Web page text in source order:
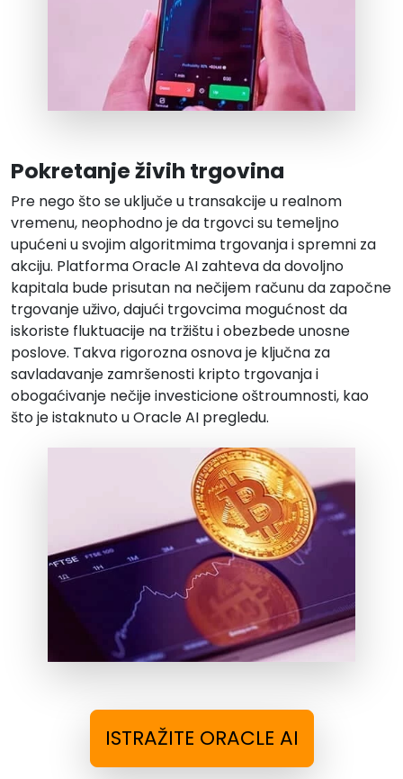
Pokretanje živih trgovina
Pre nego što se uključe u transakcije u realnom
vremenu, neophodno je da trgovci su temeljno
upućeni u svojim algoritmima trgovanja i spremni za
akciju. Platforma Oracle AI zahteva da dovoljno
kapitala bude prisutan na nečijem računu da započne
trgovanje uživo, dajući trgovcima mogućnost da
iskoriste fluktuacije na tržištu i obezbede unosne
poslove. Takva rigorozna osnova je ključna za
savladavanje zamršenosti kripto trgovanja i
obogaćivanje nečije investicione oštroumnosti, kao
što je istaknuto u Oracle AI pregledu.
ISTRAŽITE ORACLE AI